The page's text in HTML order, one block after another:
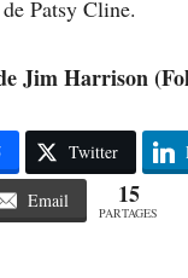
Patsy Cline.
Jim Harrison
Twitter
Email 15
PARTAGES